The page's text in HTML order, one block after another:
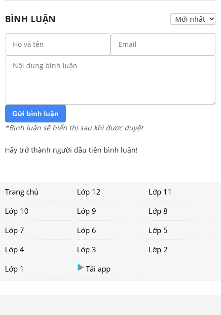
BÌNH LUẬN
Gửi bình luận
*Bình luận sẽ hiển thị sau khi được duyệt
Hãy trở thành người đầu tiên bình luận!
Trang chủ Lớp 12
Lớp 11
Lớp 10
Lớp 9
Lớp 8
Lớp 7
Lớp 6
Lớp 5
Lớp 4
Lớp 3
Lớp 2
Lớp 1
Tải app